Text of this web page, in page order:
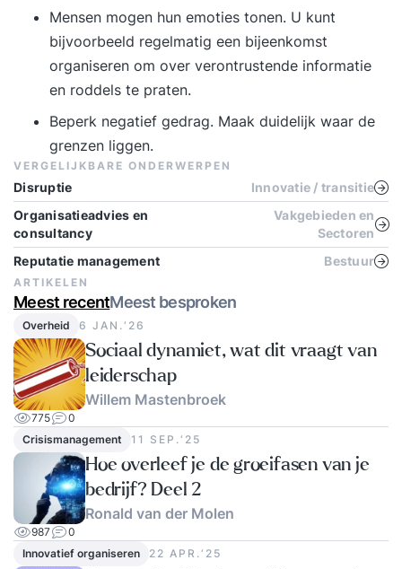
Mensen mogen hun emoties tonen. U kunt
bijvoorbeeld regelmatig een bijeenkomst
organiseren om over verontrustende informatie
en roddels te praten.
Beperk negatief gedrag. Maak duidelijk waar de
grenzen liggen.
VERGELIJKBARE ONDERWERPEN
Disruptie
Innovatie / transitie
Organisatieadvies en
consultancy
Vakgebieden en
Sectoren
Reputatie management
Bestuur
ARTIKELEN
Meest recentMeest besproken
Overheid 6 JAN.‘26
Sociaal dynamiet, wat dit vraagt van
leiderschap
Willem Mastenbroek
775
0
Crisismanagement
11 SEP.‘25
Hoe overleef je de groeifasen van je
bedrijf? Deel 2
Ronald van der Molen
987
0
Innovatief organiseren
22 APR.‘25